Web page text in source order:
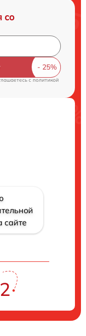
со
cполитикой
сайте